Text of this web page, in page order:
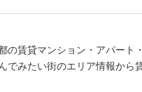
の賃貸マンション・アパート
でみたい街のエリア情報から